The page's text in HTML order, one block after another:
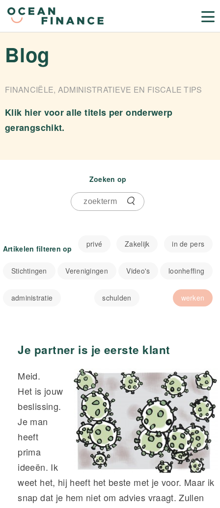
Blog
FINANCIËLE, ADMINISTRATIEVE EN FISCALE TIPS
Klik hier voor alle titels per onderwerp
gerangschikt.
Zoeken op
Artikelen filteren op privé Zakelijk in de pers
Stichtingen Verenigingen Video's loonheffing
administratie schulden werken
Je partner is je eerste klant
Meid.
Het is jouw
beslissing.
Je man
heeft
prima
ideeën. Ik
weet het, hij heeft het beste met je voor. Maar ik
snap dat je hem niet om advies vraagt. Zullen